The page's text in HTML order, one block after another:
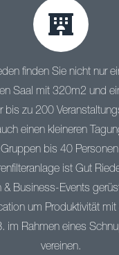
finden Sie nicht nur
Saal mit 320m2 und
bis zu 200
einen kleineren
Gruppen bis 40
ist Gut
& Business-Events
um Produktivität
im Rahmen eines
vereinen.